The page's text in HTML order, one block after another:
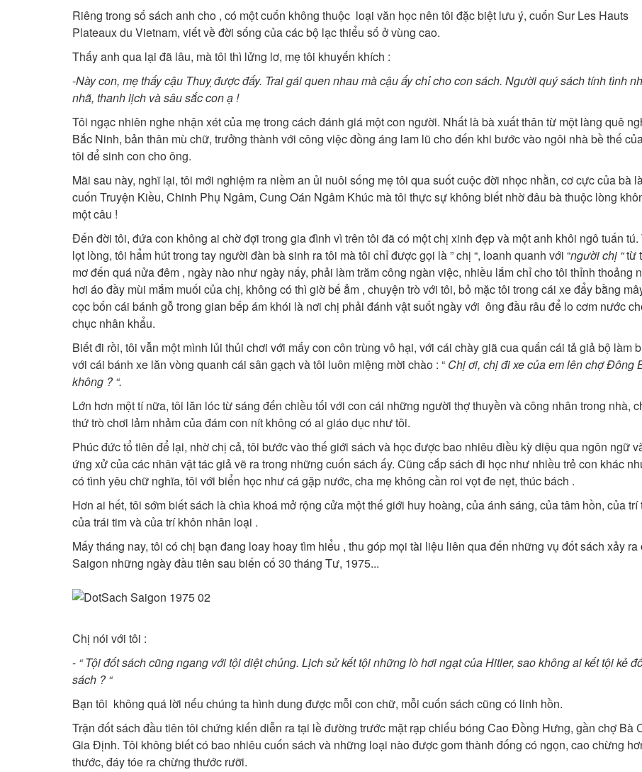
Riêng trong số sách anh cho , có một cuốn không thuộc loại văn học nên tôi đặc biệt lưu ý, cuốn Sur Les Hauts
Plateaux du Vietnam, viết về đời sống của các bộ lạc thiểu số ở vùng cao.
Thấy anh qua lại đã lâu, mà tôi thì lửng lơ, mẹ tôi khuyến khích :
-Này con, mẹ thấy cậu Thuỵ được đấy. Trai gái quen nhau mà cậu ấy chỉ cho con sách. Người quý sách tính tình
nhã, thanh lịch và sâu sắc con ạ !
Tôi ngạc nhiên nghe nhận xét của mẹ trong cách đánh giá một con người. Nhất là bà xuất thân từ một làng quê
Bắc Ninh, bản thân mù chữ, trưởng thành với công việc đồng áng lam lũ cho đến khi bước vào ngôi nhà bề thế
tôi để sinh con cho ông.
Mãi sau này, nghĩ lại, tôi mới nghiệm ra niềm an ủi nuôi sống mẹ tôi qua suốt cuộc đời nhọc nhằn, cơ cực của bà
cuốn Truyện Kiều, Chinh Phụ Ngâm, Cung Oán Ngâm Khúc mà tôi thực sự không biết nhờ đâu bà thuộc lòng
một câu !
Đến đời tôi, đứa con không ai chờ đợi trong gia đình vì trên tôi đã có một chị xinh đẹp và một anh khôi ngô tuấn tú.
lọt lòng, tôi hẩm hút trong tay người đàn bà sinh ra tôi mà tôi chỉ được gọi là ” chị “, loanh quanh với “người chị “từ
mơ đến quá nửa đêm , ngày nào như ngày nấy, phải làm trăm công ngàn việc, nhiều lắm chỉ cho tôi thỉnh thoảng
hơi áo đầy mùi mắm muối của chị, không có thì giờ bế ẳm , chuyện trò với tôi, bỏ mặc tôi trong cái xe đẩy bằng
cọc bốn cái bánh gỗ trong gian bếp ám khói là nơi chị phải đánh vật suốt ngày với ông đầu râu để lo cơm nước
chục nhân khẩu.
Biết đi rồi, tôi vẫn một mình lủi thủi chơi với mấy con côn trùng vô hại, với cái chày giã cua quấn cái tả giả bộ làm
với cái bánh xe lăn vòng quanh cái sân gạch và tôi luôn miệng mời chào : “ Chị ơi, chị đi xe của em lên chợ Đông
không ? “.
Lớn hơn một tí nữa, tôi lăn lóc từ sáng đến chiều tối với con cái những người thợ thuyền và công nhân trong nhà,
thứ trò chơi lảm nhảm của đám con nít không có ai giáo dục như tôi.
Phúc đức tổ tiên để lại, nhờ chị cả, tôi bước vào thế giới sách và học được bao nhiêu điều kỳ diệu qua ngôn ngữ
ứng xử của các nhân vật tác giả vẽ ra trong những cuốn sách ấy. Cũng cắp sách đi học như nhiều trẻ con khác
có tình yêu chữ nghĩa, tôi với biển học như cá gặp nước, cha mẹ không cần roi vọt đe nẹt, thúc bách .
Hơn ai hết, tôi sớm biết sách là chìa khoá mở rộng cửa một thế giới huy hoàng, của ánh sáng, của tâm hồn, của trí
của trái tim và của trí khôn nhân loại .
Mấy tháng nay, tôi có chị bạn đang loay hoay tìm hiểu , thu góp mọi tài liệu liên qua đến những vụ đốt sách xảy ra
Saigon những ngày đầu tiên sau biến cố 30 tháng Tư, 1975...
Chị nói với tôi :
- “ Tội đốt sách cũng ngang với tội diệt chủng. Lịch sử kết tội những lò hơi ngạt của Hitler, sao không ai kết tội kẻ
sách ? “
Bạn tôi không quá lời nếu chúng ta hình dung được mỗi con chữ, mỗi cuốn sách cũng có linh hồn.
Trận đốt sách đầu tiên tôi chứng kiến diễn ra tại lề đường trước mặt rạp chiếu bóng Cao Đồng Hưng, gần chợ Bà
Gia Định. Tôi không biết có bao nhiêu cuốn sách và những loại nào được gom thành đống có ngọn, cao chừng
thước, đáy tóe ra chừng thước rưỡi.